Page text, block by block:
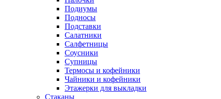
Подиумы
Подносы
Подставки
Салатники
Салфетницы
Соусники
Супницы
Термосы и кофейники
Чайники и кофейники
Этажерки для выкладки
Стаканы